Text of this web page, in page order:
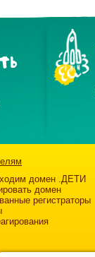
домен .ДЕТИ
домен
регистраторы